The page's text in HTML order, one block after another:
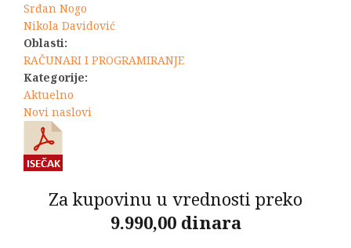
Srđan Nogo
Nikola Davidović
Oblasti:
RAČUNARI I PROGRAMIRANJE
Kategorije:
Aktuelno
Novi naslovi
Za kupovinu u vrednosti preko
9.990,00 dinara